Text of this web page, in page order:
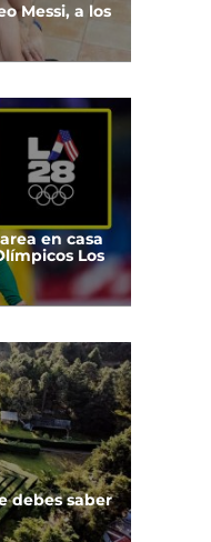
Messi, a los
en casa
Los
debes saber